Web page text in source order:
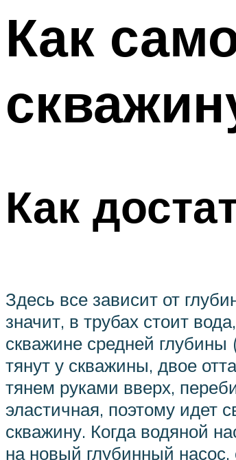
Как
Как
Здесь все зависит от
значит, в трубах стоит
скважине средней глубины
тянут у скважины, двое
тянем руками вверх,
эластичная, поэтому идет
скважину. Когда водяной
на новый глубинный